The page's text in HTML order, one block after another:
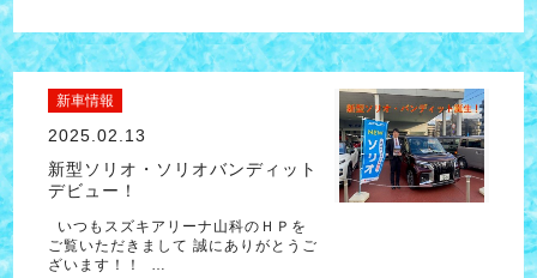
新車情報
2025.02.13
新型ソリオ・ソリオバンディット
デビュー！
いつもスズキアリーナ山科のＨＰを
ご覧いただきまして 誠にありがとうご
ざいます！！ …